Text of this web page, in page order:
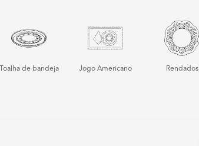
Toalha de bandeja Jogo Americano Rendados